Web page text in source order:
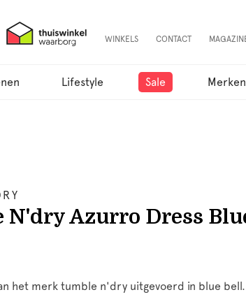
WINKELS CONTACT
Lifestyle Sale Merken
N'dry Azurro Dress
het merk tumble n'dry uitgevoerd in blue bell.